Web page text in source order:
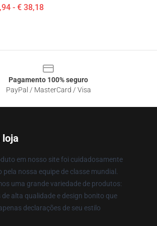
- € 38,18
Pagamento 100% seguro
PayPal / MasterCard / Visa
loja
em nosso site foi cuidadosamente
pela nossa equipe de classe mundial.
uma grande variedade de produtos:
alta qualidade e design bonito que
declarações de seu estilo